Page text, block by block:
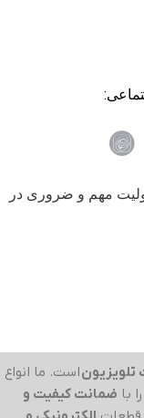
مهم و ضروری در
است. ما انواع
را با ضمانت کیفیت و